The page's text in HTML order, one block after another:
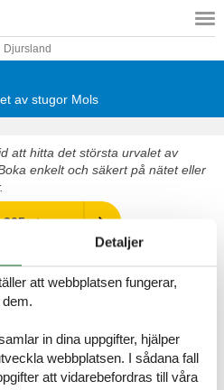
Djursland
av stugor Mols
att hitta det största urvalet av
enkelt och säkert på nätet eller
stugor
i Mols
Detaljer
att webbplatsen fungerar,
in dina uppgifter, hjälper
webbplatsen. I sådana fall
att vidarebefordras till våra